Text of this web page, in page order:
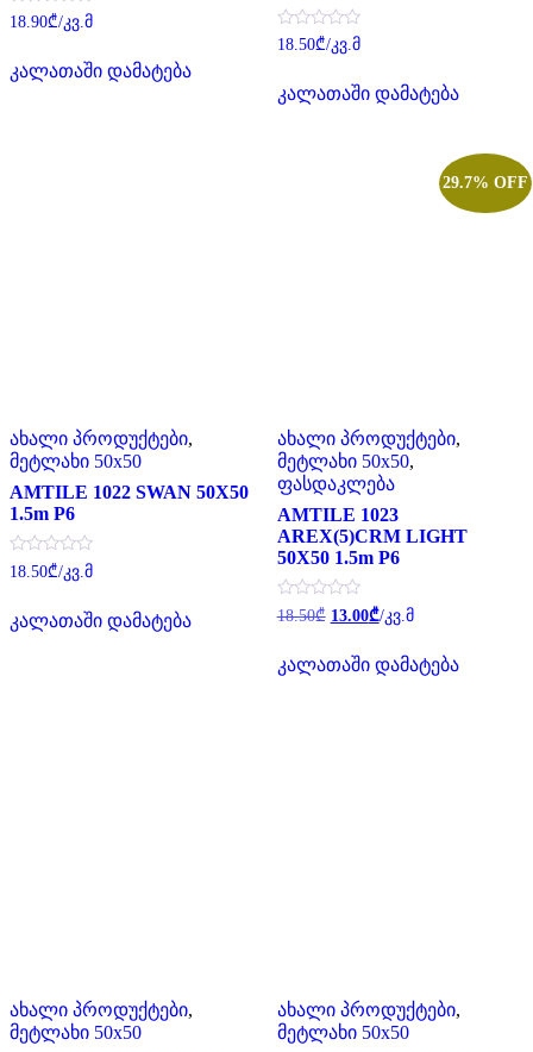
შეფასება
0
5-
დან
18.90₾/კვ.მ
კალათაში დამატება
შეფასება
0
5-
დან
18.50₾/კვ.მ
კალათაში დამატება
ახალი პროდუქტები,
მეტლახი 50x50
AMTILE 1022 SWAN 50X50
1.5m P6
შეფასება
0
5-
დან
18.50₾/კვ.მ
კალათაში დამატება
29.7% OFF
ახალი პროდუქტები,
მეტლახი 50x50,
ფასდაკლება
AMTILE 1023
AREX(5)CRM LIGHT
50X50 1.5m P6
შეფასება
0
5-
დან
18.50₾ Original
18.50₾.
13.00₾Current
price
13.00₾.
/კვ.მ
კალათაში დამატება
ახალი პროდუქტები,
მეტლახი 50x50
ახალი პროდუქტები,
მეტლახი 50x50